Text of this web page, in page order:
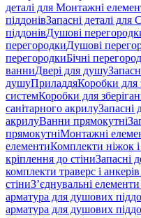
деталі для Монтажні
піддонівЗапасні деталі
піддонівДушові
перегородкиДушові
перегородкиБічні
ванниДвері для душу
душуПриладдяКоробки для
системКоробки для
санітарного акрилуЗапасні
акрилуВанни прямокутні
прямокутніМонтажні
елементиКомплекти ніжок і
кріплення до стіниЗапасні
комплекти траверс і
стіниЗ’єднувальні
арматура для душових
арматура для душових